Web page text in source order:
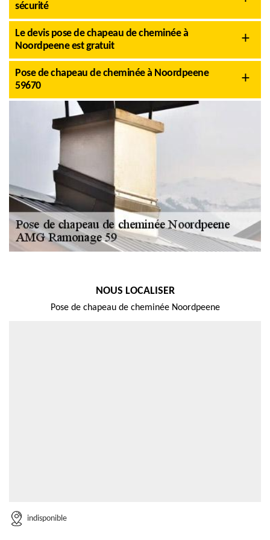
sécurité
Le devis pose de chapeau de cheminée à
Noordpeene est gratuit
Pose de chapeau de cheminée à Noordpeene
59670
NOUS LOCALISER
Pose de chapeau de cheminée Noordpeene
indisponible